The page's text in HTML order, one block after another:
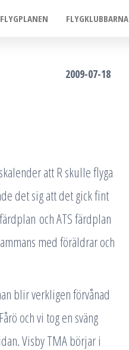
FLYGPLANEN FLYGKLUBBARNA
2009-07-18
att R skulle flyga
det sig att det gick fint
och ATS färdplan
med föräldrar och
blir verkligen förvånad
och vi tog en sväng
Visby TMA börjar i